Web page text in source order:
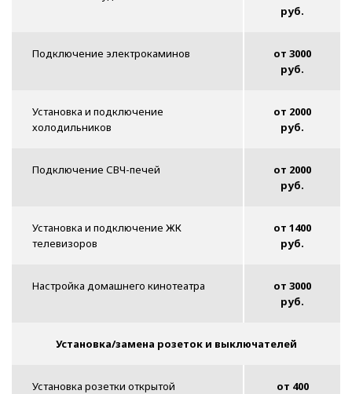
руб.
Подключение электрокаминов
от 3000
руб.
Установка и подключение
холодильников
от 2000
руб.
Подключение СВЧ-печей
от 2000
руб.
Установка и подключение ЖК
телевизоров
от 1400
руб.
Настройка домашнего кинотеатра
от 3000
руб.
Установка/замена розеток и выключателей
Установка розетки открытой
от 400